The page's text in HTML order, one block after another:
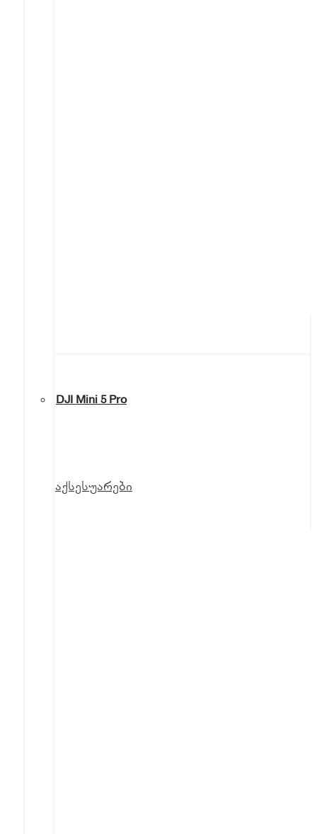
DJI Mini 5 Pro
აქსესუარები